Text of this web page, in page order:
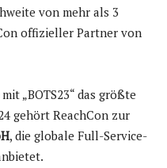
von mehr als 3
offizieller Partner von
„BOTS23“ das größte
gehört ReachCon zur
, die globale Full-Service-